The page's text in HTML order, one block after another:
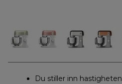
Du stiller inn hastigheten